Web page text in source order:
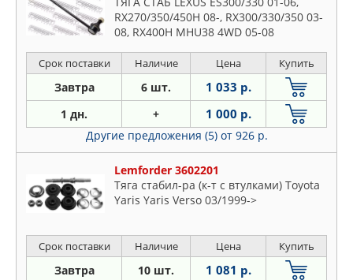
RX270/350/450H 08-, RX300/330/350 03-
08, RX400H MHU38 4WD 05-08
Срок поставки Наличие Цена Купить
Завтра 6 шт. 1 033 р.
1 дн. + 1 000 р.
Другие предложения (5) от 926 р.
Lemforder 3602201
Тяга стабил-ра (к-т с втулками) Toyota
Yaris Yaris Verso 03/1999->
Срок поставки Наличие Цена Купить
Завтра 10 шт. 1 081 р.